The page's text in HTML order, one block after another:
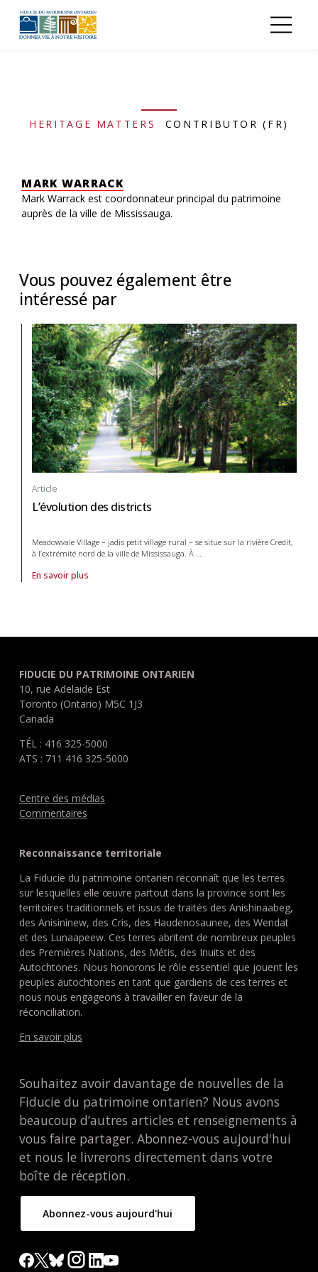
HERITAGE MATTERS CONTRIBUTOR (FR)
MARK WARRACK
Mark Warrack est coordonnateur principal du patrimoine
auprès de la ville de Mississauga.
Vous pouvez également être
intéressé par
Article
L’évolution des districts
Meadowvale Village – jadis petit village rural – se situe sur la rivière Credit,
à l’extrémité nord de la ville de Mississauga. À
En savoir plus
À propos de article L’évolution des districts
FIDUCIE DU PATRIMOINE ONTARIEN
10, rue Adelaide Est
Toronto (Ontario) M5C 1J3
Canada
TÉL : 416 325-5000
ATS : 711 416 325-5000
Centre des médias
Commentaires
Reconnaissance territoriale
La Fiducie du patrimoine ontarien reconnaît que les terres
sur lesquelles elle œuvre partout dans la province sont les
territoires traditionnels et issus de traités des Anishinaabeg,
des Anisininew, des Cris, des Haudenosaunee, des Wendat
et des Lunaapeew. Ces terres abritent de nombreux peuples
des Premières Nations, des Métis, des Inuits et des
Autochtones. Nous honorons le rôle essentiel que jouent les
peuples autochtones en tant que gardiens de ces terres et
nous nous engageons à travailler en faveur de la
réconciliation.
En savoir plus
Souhaitez avoir davantage de nouvelles de la
Fiducie du patrimoine ontarien? Nous avons
beaucoup d’autres articles et renseignements à
vous faire partager. Abonnez-vous aujourd'hui
et nous le livrerons directement dans votre
boîte de réception.
Abonnez-vous aujourd'hui